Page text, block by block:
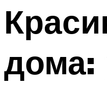
дома: